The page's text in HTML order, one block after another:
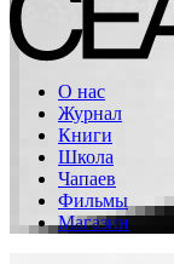
О нас
Журнал
Книги
Школа
Чапаев
Фильмы
Магазин